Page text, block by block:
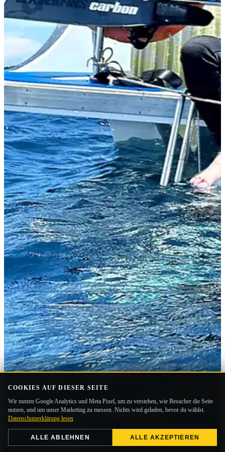
COOKIES AUF DIESER SEITE
Wir nutzen Google Analytics und Meta Pixel, um zu verstehen, wie Besucher die Seite
nutzen, und um unser Marketing zu messen. Nichts wird geladen, bevor du wählst.
Datenschutzerklärung lesen
ALLE ABLEHNEN ALLE AKZEPTIEREN